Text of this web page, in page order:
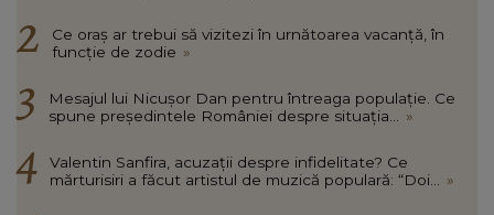
Ce oraș ar trebui să vizitezi în urnătoarea vacanță, în
funcție de zodie »
Mesajul lui Nicușor Dan pentru întreaga populație. Ce
spune președintele României despre situația...
»
Valentin Sanfira, acuzații despre infidelitate? Ce
mărturisiri a făcut artistul de muzică populară: “Doi...
»